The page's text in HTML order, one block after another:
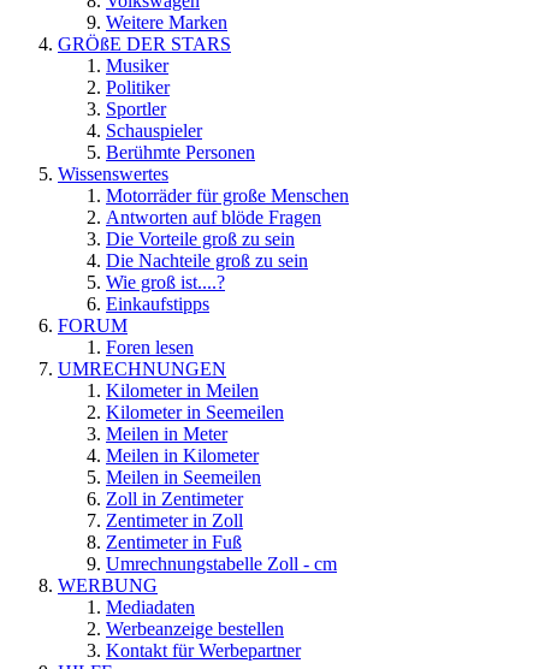
Weitere Marken
GRÖßE DER STARS
Musiker
Politiker
Sportler
Schauspieler
Berühmte Personen
Wissenswertes
Motorräder für große Menschen
Antworten auf blöde Fragen
Die Vorteile groß zu sein
Die Nachteile groß zu sein
Wie groß ist....?
Einkaufstipps
FORUM
Foren lesen
UMRECHNUNGEN
Kilometer in Meilen
Kilometer in Seemeilen
Meilen in Meter
Meilen in Kilometer
Meilen in Seemeilen
Zoll in Zentimeter
Zentimeter in Zoll
Zentimeter in Fuß
Umrechnungstabelle Zoll - cm
WERBUNG
Mediadaten
Werbeanzeige bestellen
Kontakt für Werbepartner